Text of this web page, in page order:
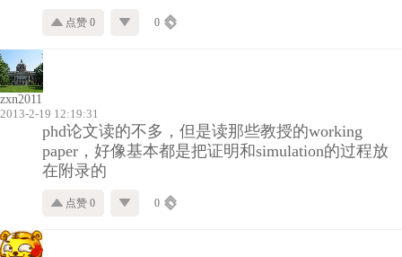
点赞 0 0
zxn2011
2013-2-19 12:19:31
phd论文读的不多，但是读那些教授的working
paper，好像基本都是把证明和simulation的过程放
在附录的
点赞 0 0